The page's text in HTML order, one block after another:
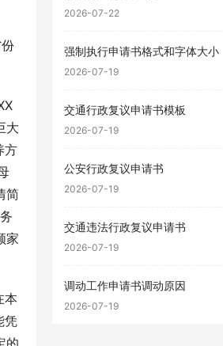
大
方
简
家
本
凭
的
2026-07-22
强制执行申请书格式和字体大小
2026-07-19
交通行政复议申请书模板
2026-07-19
公安行政复议申请书
2026-07-19
交通违法行政复议申请书
2026-07-19
调动工作申请书调动原因
2026-07-19